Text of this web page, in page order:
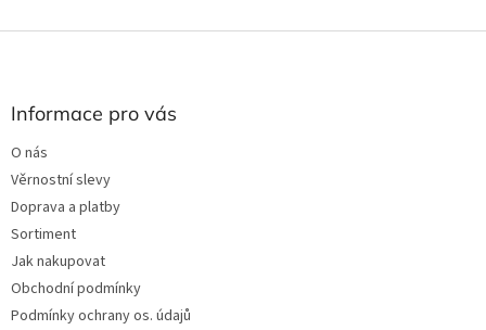
Z
Informace pro vás
O nás
Věrnostní slevy
Doprava a platby
Sortiment
Jak nakupovat
Obchodní podmínky
Podmínky ochrany os. údajů